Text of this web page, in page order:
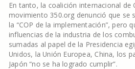
En tanto, la coalición internacional de
movimiento 350.org denunció que se
la “COP de la implementación”, pero
influencias de la industria de los
sumadas al papel de la Presidencia
Unidos, la Unión Europea, China, los
Japón “no se ha logrado cumplir”.